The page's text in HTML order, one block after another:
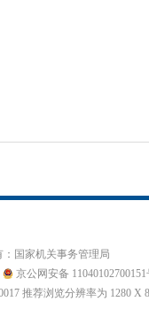
国家机关事务管理局
京公网安备 11040102700151
推荐浏览分辨率为 1280 X